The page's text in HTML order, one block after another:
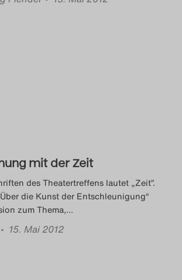
mit der Zeit
des Theatertreffens lautet „Zeit”.
die Kunst der Entschleunigung“
zum Thema,…
• 15. Mai 2012